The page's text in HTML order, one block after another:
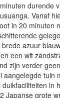
durende
Vanaf
in 20 minuten
azuur
een wit
zijn verder
aangelegde tuin
in
Japanse grote